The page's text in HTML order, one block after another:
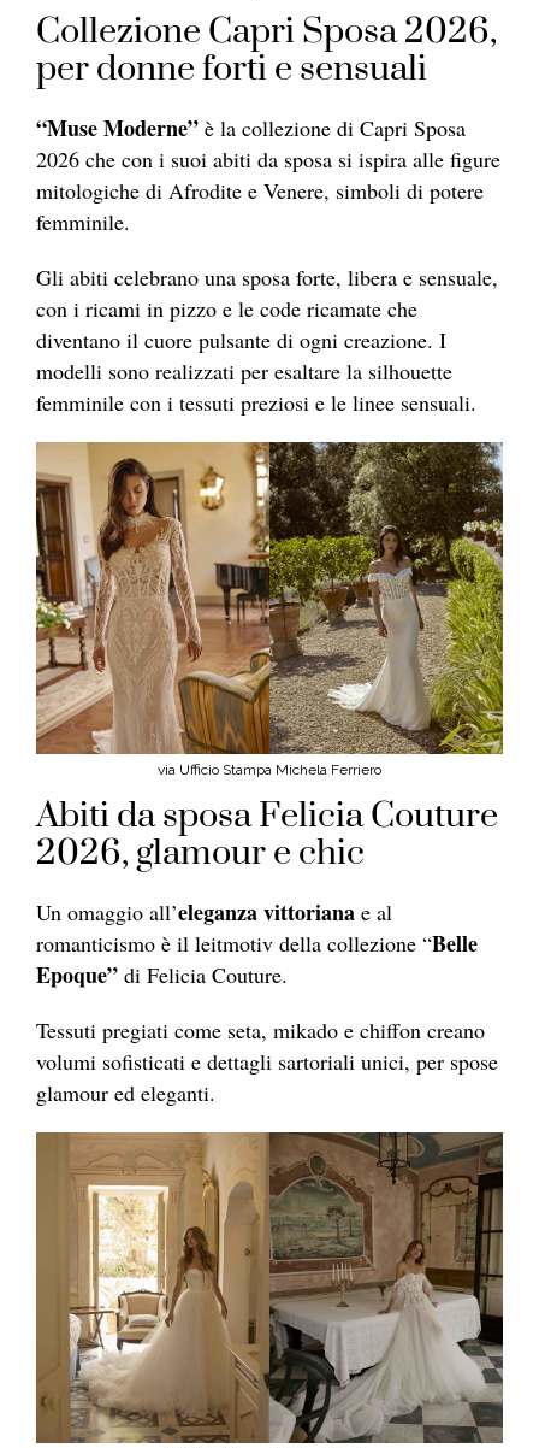
Collezione Capri Sposa 2026,
per donne forti e sensuali
“Muse Moderne” è la collezione di Capri Sposa
2026 che con i suoi abiti da sposa si ispira alle figure
mitologiche di Afrodite e Venere, simboli di potere
femminile.
Gli abiti celebrano una sposa forte, libera e sensuale,
con i ricami in pizzo e le code ricamate che
diventano il cuore pulsante di ogni creazione. I
modelli sono realizzati per esaltare la silhouette
femminile con i tessuti preziosi e le linee sensuali.
via Ufficio Stampa Michela Ferriero
Abiti da sposa Felicia Couture
2026, glamour e chic
Un omaggio all’eleganza vittoriana e al
romanticismo è il leitmotiv della collezione “Belle
Epoque” di Felicia Couture.
Tessuti pregiati come seta, mikado e chiffon creano
volumi sofisticati e dettagli sartoriali unici, per spose
glamour ed eleganti.